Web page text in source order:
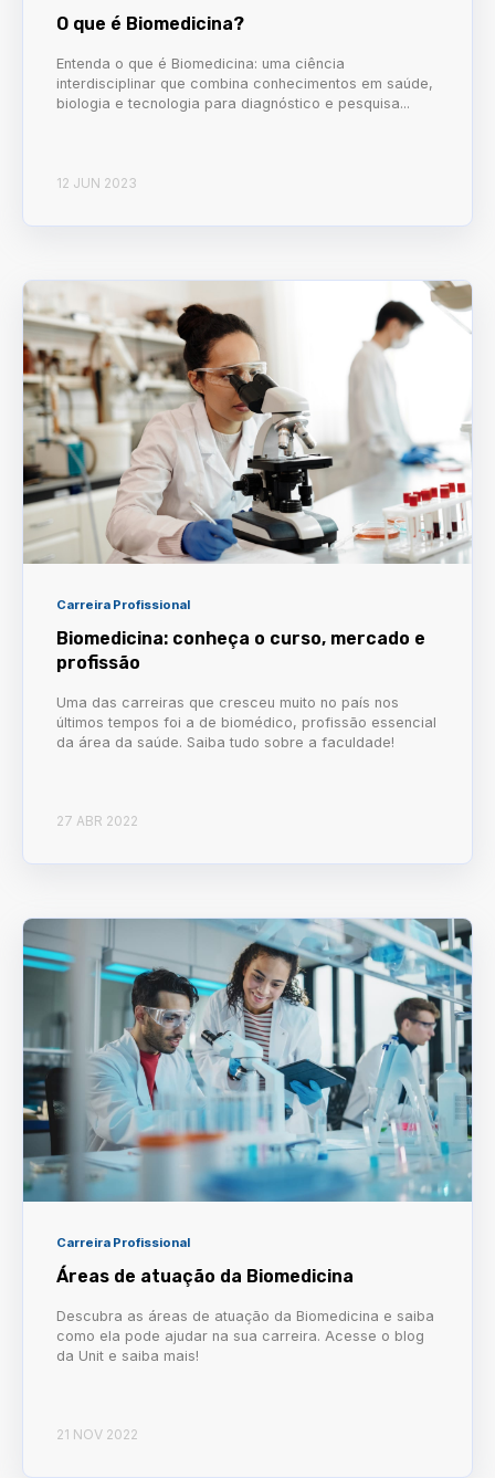
O que é Biomedicina?
Entenda o que é Biomedicina: uma ciência
interdisciplinar que combina conhecimentos em saúde,
biologia e tecnologia para diagnóstico e pesquisa...
12 JUN 2023
Carreira Profissional
Biomedicina: conheça o curso, mercado e
profissão
Uma das carreiras que cresceu muito no país nos
últimos tempos foi a de biomédico, profissão essencial
da área da saúde. Saiba tudo sobre a faculdade!
27 ABR 2022
Carreira Profissional
Áreas de atuação da Biomedicina
Descubra as áreas de atuação da Biomedicina e saiba
como ela pode ajudar na sua carreira. Acesse o blog
da Unit e saiba mais!
21 NOV 2022